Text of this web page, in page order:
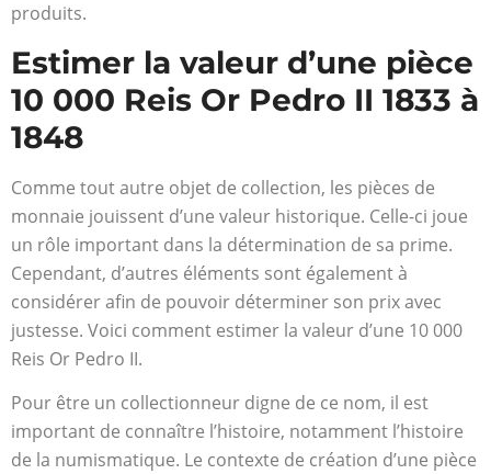
produits.
Estimer la valeur d’une pièce
10 000 Reis Or Pedro II 1833 à
1848
Comme tout autre objet de collection, les pièces de
monnaie jouissent d’une valeur historique. Celle-ci joue
un rôle important dans la détermination de sa prime.
Cependant, d’autres éléments sont également à
considérer afin de pouvoir déterminer son prix avec
justesse. Voici comment estimer la valeur d’une 10 000
Reis Or Pedro II.
Pour être un collectionneur digne de ce nom, il est
important de connaître l’histoire, notamment l’histoire
de la numismatique. Le contexte de création d’une pièce